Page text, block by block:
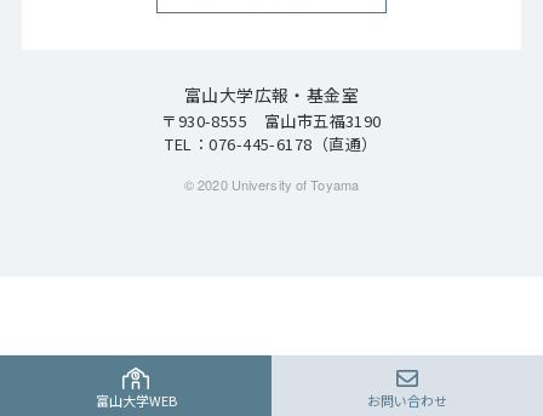
富山大学WEB お問い合わせ
富山大学広報・基金室
〒930-8555 富山市五福3190
TEL：076-445-6178 （直通）
© 2020 University of Toyama